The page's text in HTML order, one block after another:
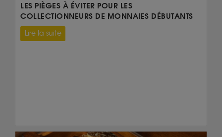
LES PIÈGES À ÉVITER POUR LES
COLLECTIONNEURS DE MONNAIES DÉBUTANTS
Lire la suite